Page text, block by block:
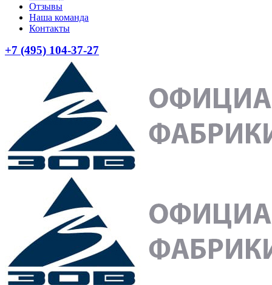
Отзывы
Наша команда
Контакты
+7 (495) 104-37-27